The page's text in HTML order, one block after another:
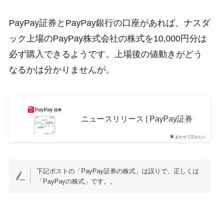
PayPay証券とPayPay銀行の口座があれば、ナスダ
ック上場のPayPay株式会社の株式を10,000円分は
必ず購入できるようです。上場後の値動きがどう
なるかは分かりませんが。
あわせて読みたい
ニュースリリース | PayPay証券
下記ポストの「PayPay証券の株式」は誤りで、正しくは
「PayPayの株式」です。。